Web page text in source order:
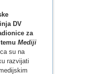
DV
za
Mediji
su na
razvijati